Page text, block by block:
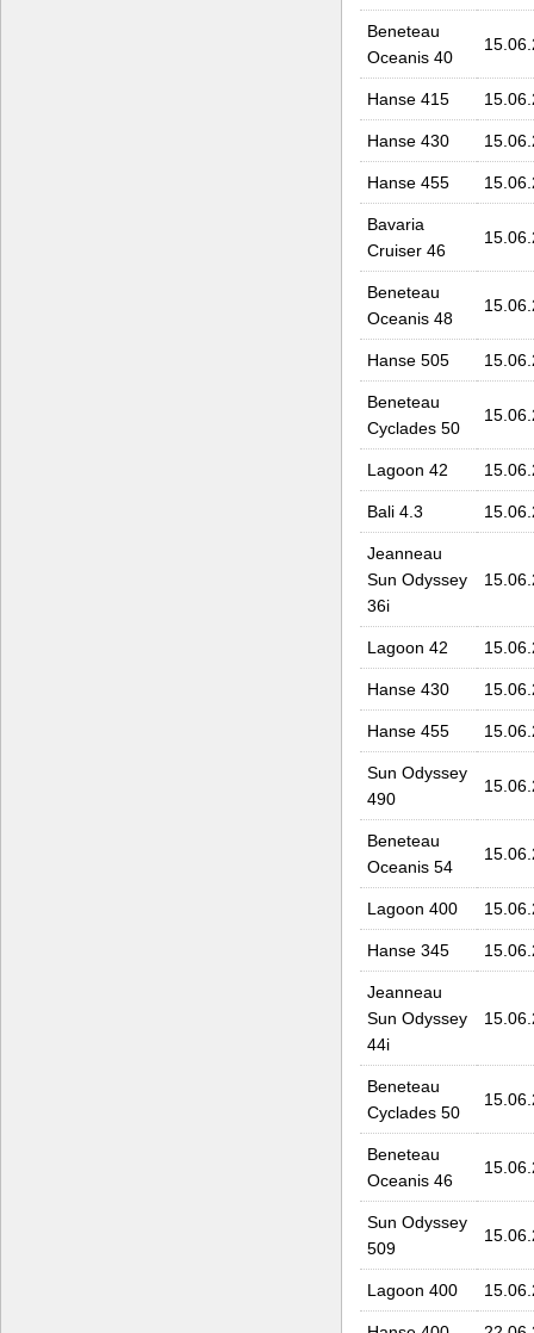
Beneteau
Oceanis 40
Hanse 415
Hanse 430
Hanse 455
Bavaria
Cruiser 46
Beneteau
Oceanis 48
Hanse 505
Beneteau
Cyclades 50
Lagoon 42
Bali 4.3
Jeanneau
Sun Odyssey
36i
Lagoon 42
Hanse 430
Hanse 455
Sun Odyssey
490
Beneteau
Oceanis 54
Lagoon 400
Hanse 345
Jeanneau
Sun Odyssey
44i
Beneteau
Cyclades 50
Beneteau
Oceanis 46
Sun Odyssey
509
Lagoon 400